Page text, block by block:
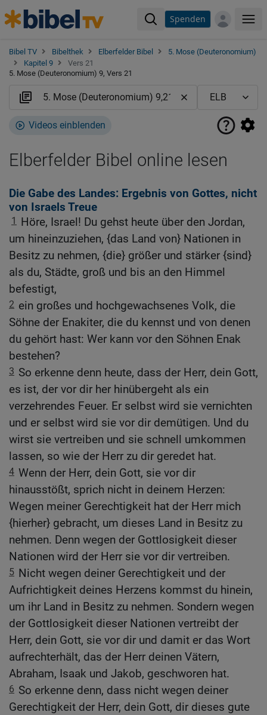
Spenden
Bibel TV Bibelthek Elberfelder Bibel
5. Mose (Deuteronomium)
Kapitel 9
Vers 21
5. Mose (Deuteronomium) 9, Vers 21
Videos einblenden
Elberfelder Bibel online lesen
Die Gabe des Landes: Ergebnis von Gottes, nicht
von Israels Treue
1
Höre, Israel! Du gehst heute über den Jordan,
um hineinzuziehen, {das Land von} Nationen in
Besitz zu nehmen, {die} größer und stärker {sind}
als du, Städte, groß und bis an den Himmel
befestigt,
2 ein großes und hochgewachsenes Volk, die
Söhne der Enakiter, die du kennst und von denen
du gehört hast: Wer kann vor den Söhnen Enak
bestehen?
3 So erkenne denn heute, dass der Herr, dein Gott,
es ist, der vor dir her hinübergeht als ein
verzehrendes Feuer. Er selbst wird sie vernichten
und er selbst wird sie vor dir demütigen. Und du
wirst sie vertreiben und sie schnell umkommen
lassen, so wie der Herr zu dir geredet hat.
4 Wenn der Herr, dein Gott, sie vor dir
hinausstößt, sprich nicht in deinem Herzen:
Wegen meiner Gerechtigkeit hat der Herr mich
{hierher} gebracht, um dieses Land in Besitz zu
nehmen. Denn wegen der Gottlosigkeit dieser
Nationen wird der Herr sie vor dir vertreiben.
5 Nicht wegen deiner Gerechtigkeit und der
Aufrichtigkeit deines Herzens kommst du hinein,
um ihr Land in Besitz zu nehmen. Sondern wegen
der Gottlosigkeit dieser Nationen vertreibt der
Herr, dein Gott, sie vor dir und damit er das Wort
aufrechterhält, das der Herr deinen Vätern,
Abraham, Isaak und Jakob, geschworen hat.
6 So erkenne denn, dass nicht wegen deiner
Gerechtigkeit der Herr, dein Gott, dir dieses gute